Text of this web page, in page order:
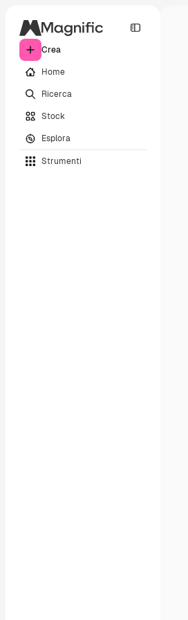
Crea
Home
Ricerca
Stock
Esplora
Strumenti